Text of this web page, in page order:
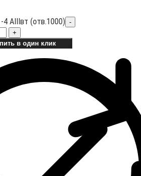
4 АIIIвт (отв.1000) -
+
в один клик